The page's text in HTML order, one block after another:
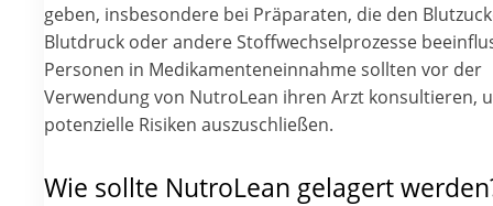
geben, insbesondere bei Präparaten, die den
Blutdruck oder andere Stoffwechselprozesse
Personen in Medikamenteneinnahme sollten vor der
Verwendung von NutroLean ihren Arzt konsultieren,
potenzielle Risiken auszuschließen.
Wie sollte NutroLean gelagert